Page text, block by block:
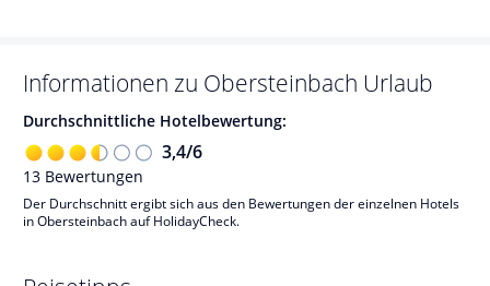
Informationen zu Obersteinbach Urlaub
Durchschnittliche Hotelbewertung:
3,4/6
13 Bewertungen
Der Durchschnitt ergibt sich aus den Bewertungen der einzelnen Hotels
in Obersteinbach auf HolidayCheck.